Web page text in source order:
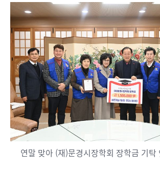
연말 맞아 (재)문경시장학회 장학금 기탁